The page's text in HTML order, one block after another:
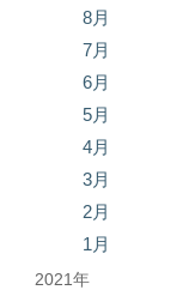
8月
7月
6月
5月
4月
3月
2月
1月
2021年